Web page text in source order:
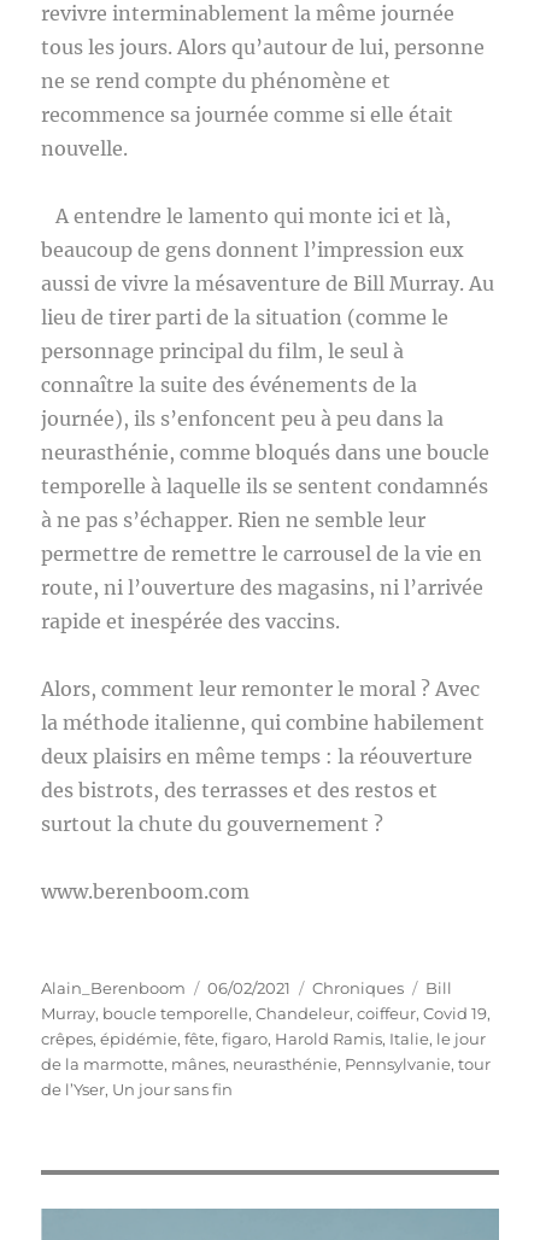
revivre interminablement la même journée
tous les jours. Alors qu’autour de lui, personne
ne se rend compte du phénomène et
recommence sa journée comme si elle était
nouvelle.
A entendre le lamento qui monte ici et là,
beaucoup de gens donnent l’impression eux
aussi de vivre la mésaventure de Bill Murray. Au
lieu de tirer parti de la situation (comme le
personnage principal du film, le seul à
connaître la suite des événements de la
journée), ils s’enfoncent peu à peu dans la
neurasthénie, comme bloqués dans une boucle
temporelle à laquelle ils se sentent condamnés
à ne pas s’échapper. Rien ne semble leur
permettre de remettre le carrousel de la vie en
route, ni l’ouverture des magasins, ni l’arrivée
rapide et inespérée des vaccins.
Alors, comment leur remonter le moral ? Avec
la méthode italienne, qui combine habilement
deux plaisirs en même temps : la réouverture
des bistrots, des terrasses et des restos et
surtout la chute du gouvernement ?
www.berenboom.com
Auteur
Alain_Berenboom
Publié
le
06/02/2021 Catégories
Chroniques Étiquettes
Bill
Murray, boucle temporelle,Chandeleur,coiffeur,Covid 19,
crêpes,épidémie,fête,figaro, Harold Ramis, Italie, le jour
de la marmotte, mânes, neurasthénie, Pennsylvanie,tour
de l’Yser, Un jour sans fin